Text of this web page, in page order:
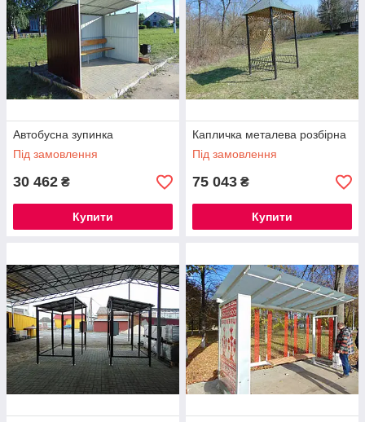
Автобусна зупинка
Під замовлення
30 462 ₴
Купити
Капличка металева розбірна
Під замовлення
75 043 ₴
Купити